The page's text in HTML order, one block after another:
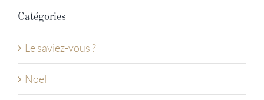
Catégories
Le saviez-vous ?
Noël